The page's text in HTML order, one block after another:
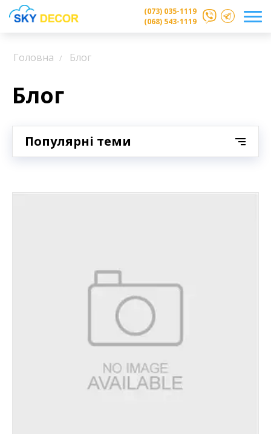
(073) 035-1119
(068) 543-1119
Головна Блог
Блог
Популярні теми